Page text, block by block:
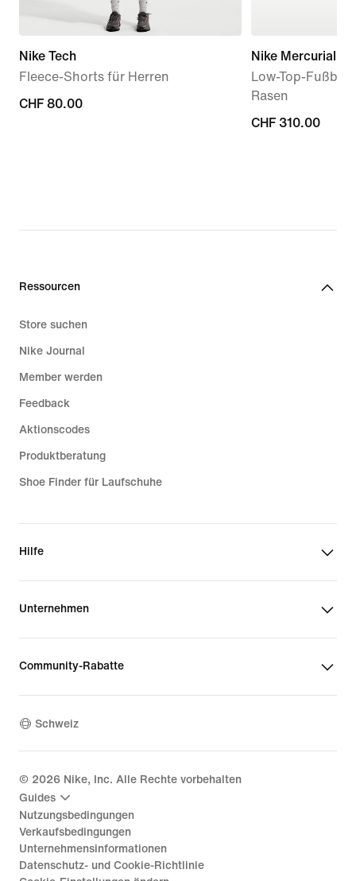
Nike Tech
Fleece-Shorts für Herren
CHF 80.00
CHF 80.00
Nike Mercurial
Low-Top-
Rasen
CHF 310.00
CHF 310.00
Ressourcen
Store suchen
Nike Journal
Member werden
Feedback
Aktionscodes
Produktberatung
Shoe Finder für Laufschuhe
Hilfe
Unternehmen
Community-Rabatte
Schweiz
© 2026 Nike, Inc. Alle Rechte vorbehalten
Guides
Nutzungsbedingungen
Verkaufsbedingungen
Unternehmensinformationen
Datenschutz- und Cookie-Richtlinie